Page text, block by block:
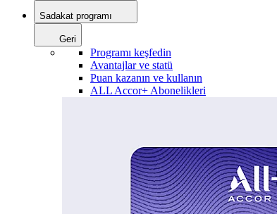
Sadakat programı
Geri
Programı keşfedin
Avantajlar ve statü
Puan kazanın ve kullanın
ALL Accor+ Abonelikleri